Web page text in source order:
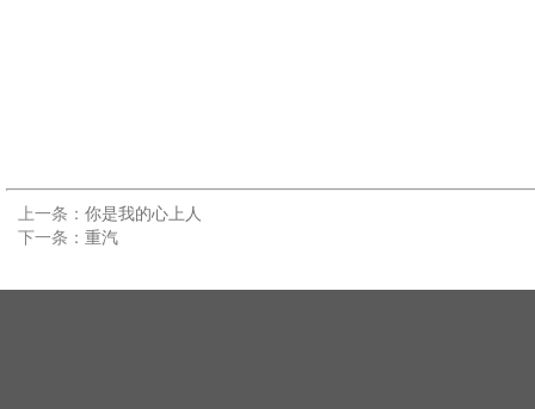
上一条： 你是我的心上人
下一条： 重汽